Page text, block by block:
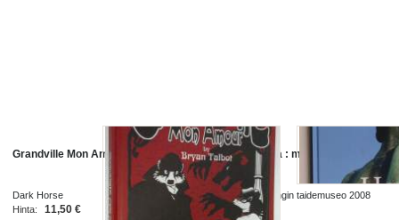
Grandville Mon Amour
Dark Horse
Hinta:
11,50 €
Havis Amanda : mon amour 100
vuotta
Helsingin kaupungin taidemuseo 2008
Hinta:
9,50 €